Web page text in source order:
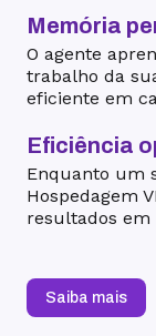
Memória
O agente
trabalho da
eficiente em
Eficiência
Enquanto um
Hospedagem
resultados em
Saiba mais